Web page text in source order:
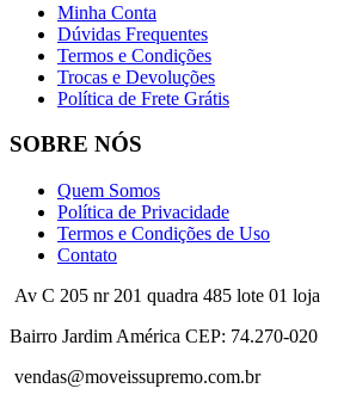
Minha Conta
Dúvidas Frequentes
Termos e Condições
Trocas e Devoluções
Política de Frete Grátis
SOBRE NÓS
Quem Somos
Política de Privacidade
Termos e Condições de Uso
Contato
Av C 205 nr 201 quadra 485 lote 01 loja
Bairro Jardim América CEP: 74.270-020
vendas@moveissupremo.com.br